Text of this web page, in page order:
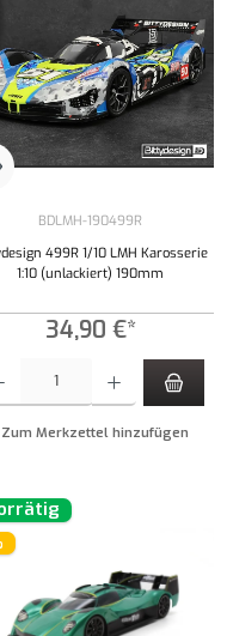
BDLMH-190499R
499R 1/10 LMH Karosserie
1:10 (unlackiert) 190mm
34,90 €*
Zum Merkzettel hinzufügen